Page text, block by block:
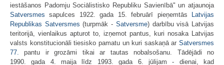
iestāšanos Padomju Sociālistisko Republiku Savienībā" un atjaunoja
Satversmes sapulces 1922. gada 15. februārī pieņemtās
Latvijas
Republikas Satversmes (turpmāk - Satversme) darbību visā Latvijas
teritorijā, vienlaikus apturot to, izņemot pantus, kuri nosaka Latvijas
valsts konstitucionāli tiesisko pamatu un kuri saskaņā ar Satversmes
77. pantu ir grozāmi tikai ar tautas nobalsošanu. Tādējādi no
1990. gada 4. maija līdz 1993. gada 6. jūlijam - dienai, kad